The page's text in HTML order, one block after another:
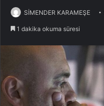
SİMENDER KARAMEŞE
1 dakika okuma süresi